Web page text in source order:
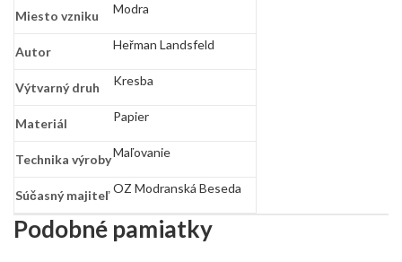
Miesto vzniku Modra
Autor Heřman Landsfeld
Výtvarný druh Kresba
Materiál Papier
Technika výrobyMaľovanie
Súčasný majiteľ OZ Modranská Beseda
Podobné pamiatky